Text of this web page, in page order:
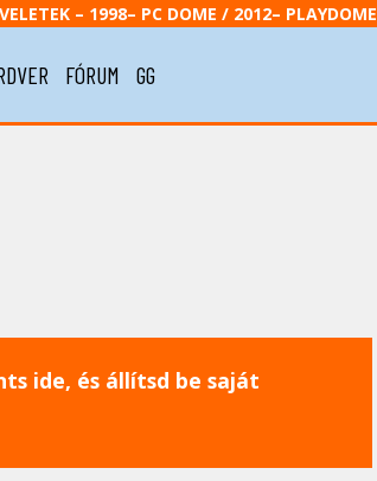
– 1998– PC DOME / 2012– PLAYDOME
FÓRUM GG
ide, és állítsd be saját